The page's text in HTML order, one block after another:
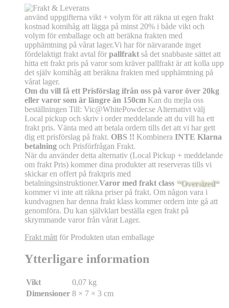
använd uppgifterna vikt + volym för att räkna ut egen frakt
kostnad komihåg att lägga på minst 20% i både vikt och
volym för emballage och att beräkna frakten med
upphämtning på vårat lager.Vi har för närvarande inget
fördelaktigt frakt avtal för pallfrakt så det snabbaste sättet att
hitta ett frakt pris på varor som kräver pallfrakt är att kolla upp
det själv komihåg att beräkna frakten med upphämtning på
vårat lager.
Om du vill få ett Prisförslag ifrån oss på varor över 20kg
eller varor som är längre än 150cm Kan du mejla oss
beställningen Till: Vic@WhitePowder.se Alternativt välj
Local pickup och skriv i order meddelande att du vill ha ett
frakt pris. Vänta med att betala ordern tills det att vi har gett
dig ett prisförslag på frakt. OBS !! Kombinera INTE Klarna
betalning och Prisförfrågan Frakt.
När du använder detta alternativ (Local Pickup + meddelande
om frakt Pris) kommer dina produkter att reserveras tills vi
skickar en offert på fraktpris med
betalningsinstruktioner.Varor med frakt class “Oversized“
kommer vi inte att räkna priser på frakt. Om någon vara i
kundvagnen har denna frakt klass kommer ordern inte gå att
genomföra. Du kan självklart beställa egen frakt på
skrymmande varor från vårat Lager.
Frakt mått för Produkten utan emballage
Ytterligare information
Vikt
0,07 kg
Dimensioner 8 × 7 × 3 cm